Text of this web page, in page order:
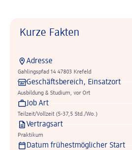
Kurze Fakten
Adresse
Gahlingspfad 14 47803 Krefeld
Geschäftsbereich, Einsatzort
Ausbildung & Studium, vor Ort
Job Art
Teilzeit/Vollzeit (5-37,5 Std./Wo.)
Vertragsart
Praktikum
Datum frühestmöglicher Start